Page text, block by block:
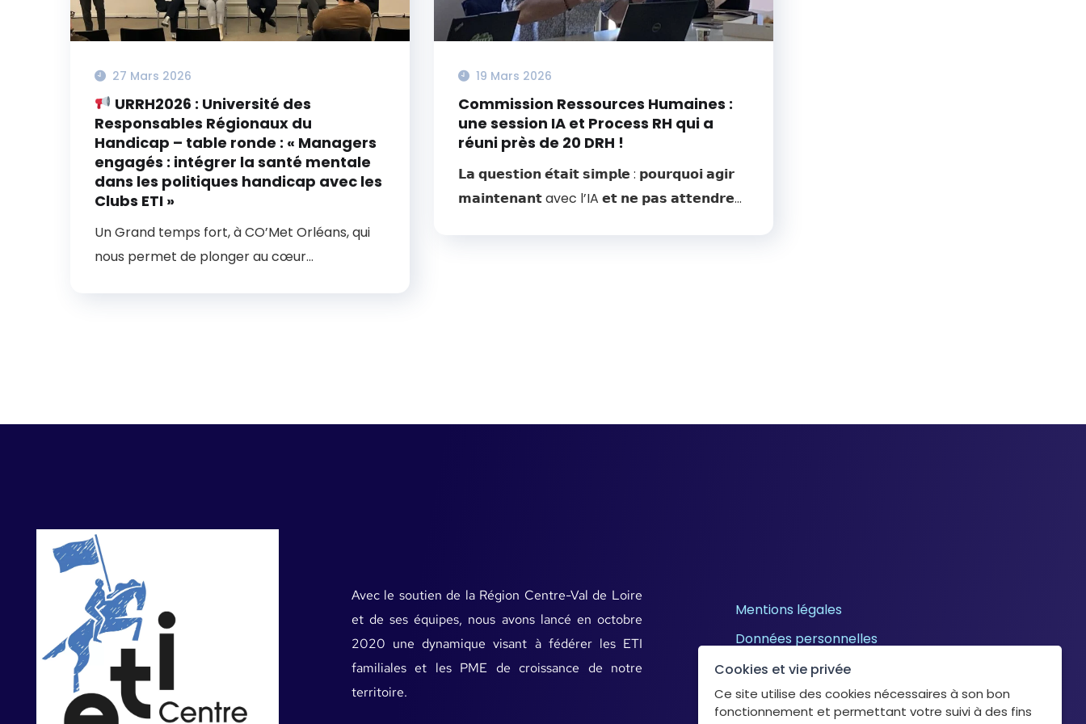
27 Mars 2026
URRH2026 : Université des
Responsables Régionaux du
Handicap – table ronde : « Managers
engagés : intégrer la santé mentale
dans les politiques handicap avec les
Clubs ETI »
Un Grand temps fort, à CO’Met Orléans, qui
nous permet de plonger au cœur...
19 Mars 2026
Commission Ressources Humaines :
une session IA et Process RH qui a
réuni près de 20 DRH !
𝗟𝗮 𝗾𝘂𝗲𝘀𝘁𝗶𝗼𝗻 𝗲́𝘁𝗮𝗶𝘁 𝘀𝗶𝗺𝗽𝗹𝗲 : 𝗽𝗼𝘂𝗿𝗾𝘂𝗼𝗶 𝗮𝗴𝗶𝗿
𝗺𝗮𝗶𝗻𝘁𝗲𝗻𝗮𝗻𝘁 avec l’IA 𝗲𝘁 𝗻𝗲 𝗽𝗮𝘀 𝗮𝘁𝘁𝗲𝗻𝗱𝗿𝗲...
Avec le soutien de la Région Centre-Val de Loire
et de ses équipes, nous avons lancé en octobre
2020 une dynamique visant à fédérer les ETI
familiales et les PME de croissance de notre
territoire.
Mentions légales
Données personnelles
Cookies
Cookies et vie privée
Ce site utilise des cookies nécessaires à son bon
fonctionnement et permettant votre suivi à des fins